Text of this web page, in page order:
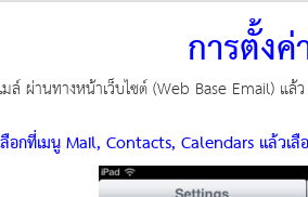
การตั้ง
ล์ ผ่านทางหน้าเว็บไซต์ (Web Base Email) แ
อกที่เมนู Mail, Contacts, Calendars แล้วเ